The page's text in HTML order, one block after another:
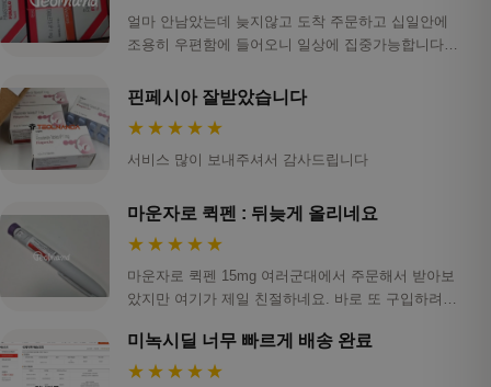
얼마 안남았는데 늦지않고 도착 주문하고 십일안에
조용히 우편함에 들어오니 일상에 집중가능합니다.
핀페시아 잘받았습니다
★★★★★
서비스 많이 보내주셔서 감사드립니다
마운자로 퀵펜 : 뒤늦게 올리네요
★★★★★
마운자로 퀵펜 15mg 여러군대에서 주문해서 받아보
았지만 여기가 제일 친절하네요. 바로 또 구입하려하
미녹시딜 너무 빠르게 배송 완료
★★★★★